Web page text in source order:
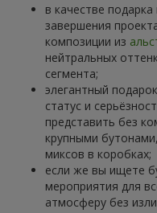
в качестве
завершения
композиции из
нейтральных
сегмента;
элегантный
статус и
представить без
крупными
миксов в коробках;
если же вы ищете
мероприятия для
атмосферу без